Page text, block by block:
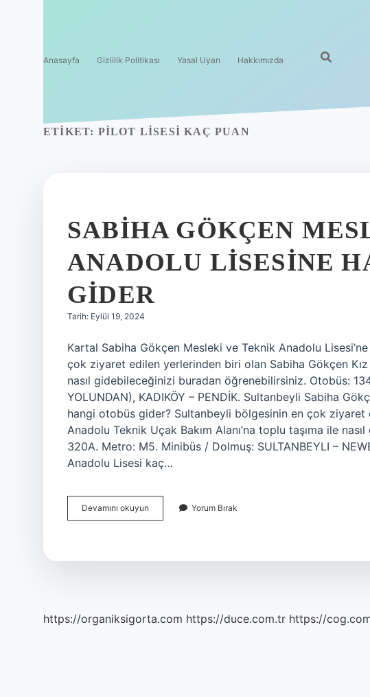
Anasayfa Gizlilik Politikası Yasal Uyarı Hakkımızda
ETIKET: PILOT LISESI KAÇ PUAN
SABIHA GÖKÇEN
ANADOLU LISESINE
GIDER
Tarih: Eylül 19, 2024
Kartal Sabiha Gökçen Mesleki ve Teknik Anadolu
çok ziyaret edilen yerlerinden biri olan Sabiha Gökçen
nasıl gidebileceğinizi buradan öğrenebilirsiniz. Otobüs:
YOLUNDAN), KADIKÖY – PENDİK. Sultanbeyli Sabiha
hangi otobüs gider? Sultanbeyli bölgesinin en çok
Anadolu Teknik Uçak Bakım Alanı’na toplu taşıma ile
320A. Metro: M5. Minibüs / Dolmuş: SULTANBEYLI –
Anadolu Lisesi kaç…
Devamını okuyun
Gökçen
Gider
Yorum Bırak
https://organiksigorta.com https://duce.com.tr https://